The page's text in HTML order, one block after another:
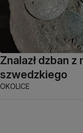
Znalazł dzban
szwedzkiego
OKOLICE